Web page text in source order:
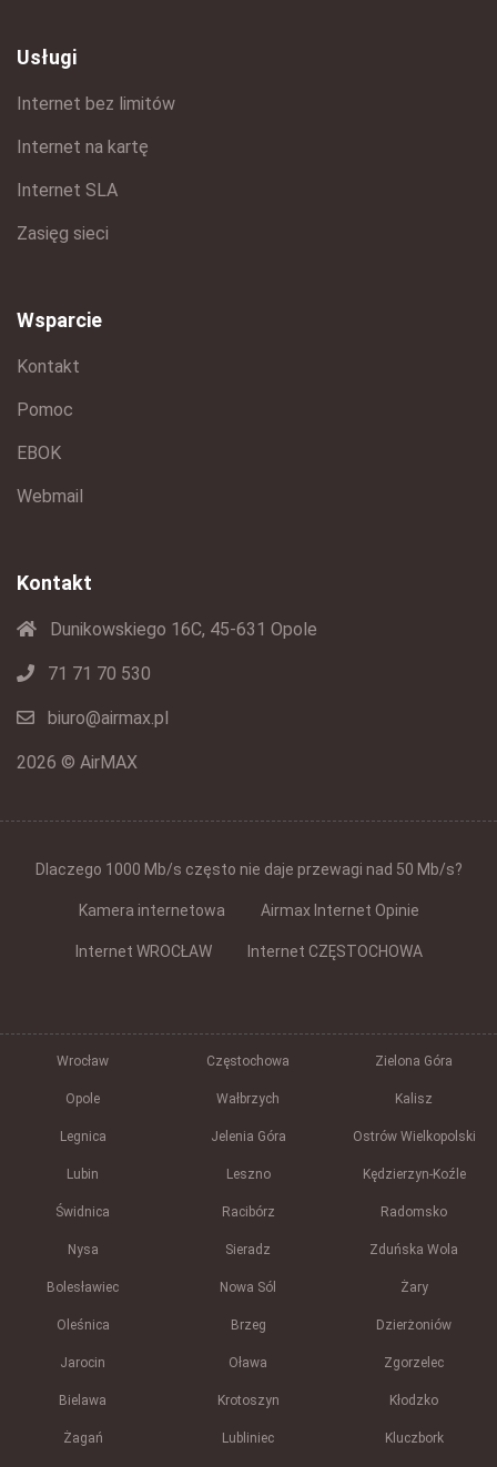
Usługi
Internet bez limitów
Internet na kartę
Internet SLA
Zasięg sieci
Wsparcie
Kontakt
Pomoc
EBOK
Webmail
Kontakt
Dunikowskiego 16C, 45-631 Opole
71 71 70 530
biuro@airmax.pl
2026 © AirMAX
Dlaczego 1000 Mb/s często nie daje przewagi nad 50 Mb/s?
Kamera internetowa Airmax Internet Opinie
Internet WROCŁAW Internet CZĘSTOCHOWA
Wrocław Częstochowa Zielona Góra
Opole Wałbrzych Kalisz
Legnica Jelenia Góra Ostrów Wielkopolski
Lubin Leszno Kędzierzyn-Koźle
Świdnica Racibórz Radomsko
Nysa Sieradz Zduńska Wola
Bolesławiec Nowa Sól Żary
Oleśnica Brzeg Dzierżoniów
Jarocin Oława Zgorzelec
Bielawa Krotoszyn Kłodzko
Żagań Lubliniec Kluczbork